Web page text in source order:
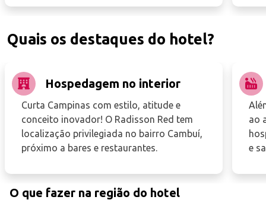
Quais os destaques do hotel?
Hospedagem no interior
Curta Campinas com estilo, atitude e
conceito inovador! O Radisson Red tem
localização privilegiada no bairro Cambuí,
próximo a bares e restaurantes.
ao
e
O que fazer na região do hotel